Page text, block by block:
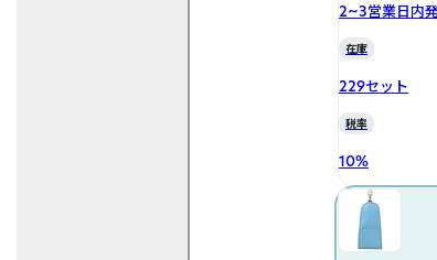
2~3営業日内
在庫
229セット
税率
10%